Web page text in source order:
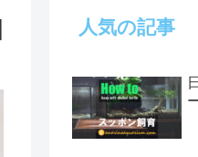
人気の記事